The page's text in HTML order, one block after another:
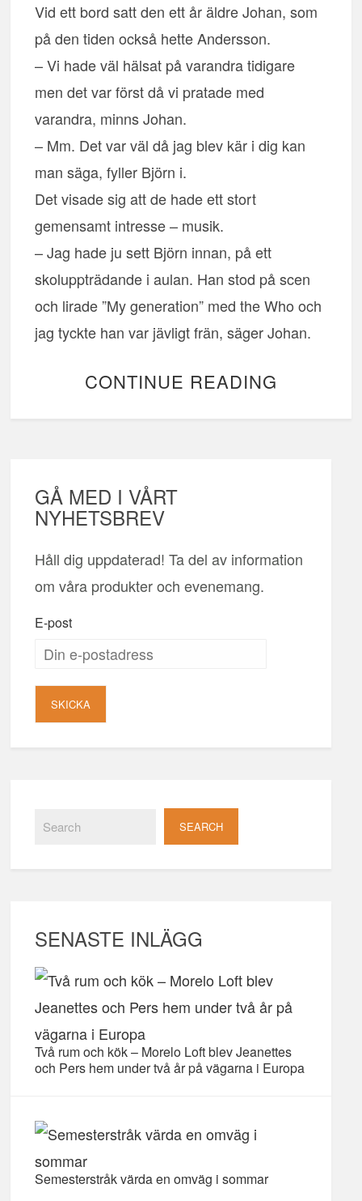
Vid ett bord satt den ett år äldre Johan, som
på den tiden också hette Andersson.
– Vi hade väl hälsat på varandra tidigare
men det var först då vi pratade med
varandra, minns Johan.
– Mm. Det var väl då jag blev kär i dig kan
man säga, fyller Björn i.
Det visade sig att de hade ett stort
gemensamt intresse – musik.
– Jag hade ju sett Björn innan, på ett
skoluppträdande i aulan. Han stod på scen
och lirade ”My generation” med the Who och
jag tyckte han var jävligt frän, säger Johan.
CONTINUE READING
GÅ MED I VÅRT
NYHETSBREV
Håll dig uppdaterad! Ta del av information
om våra produkter och evenemang.
E-post
SENASTE INLÄGG
Två rum och kök – Morelo Loft blev Jeanettes
och Pers hem under två år på vägarna i Europa
Semesterstråk värda en omväg i sommar